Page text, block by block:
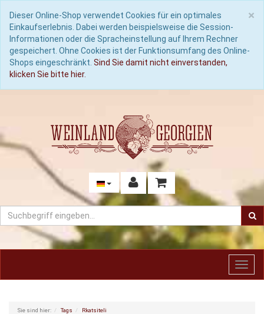
×
Dieser Online-Shop verwendet Cookies für ein optimales
Einkaufserlebnis. Dabei werden beispielsweise die Session-
Informationen oder die Spracheinstellung auf Ihrem Rechner
gespeichert. Ohne Cookies ist der Funktionsumfang des Online-
Shops eingeschränkt. Sind Sie damit nicht einverstanden,
klicken Sie bitte hier.
Sie sind hier: Tags Rkatsiteli